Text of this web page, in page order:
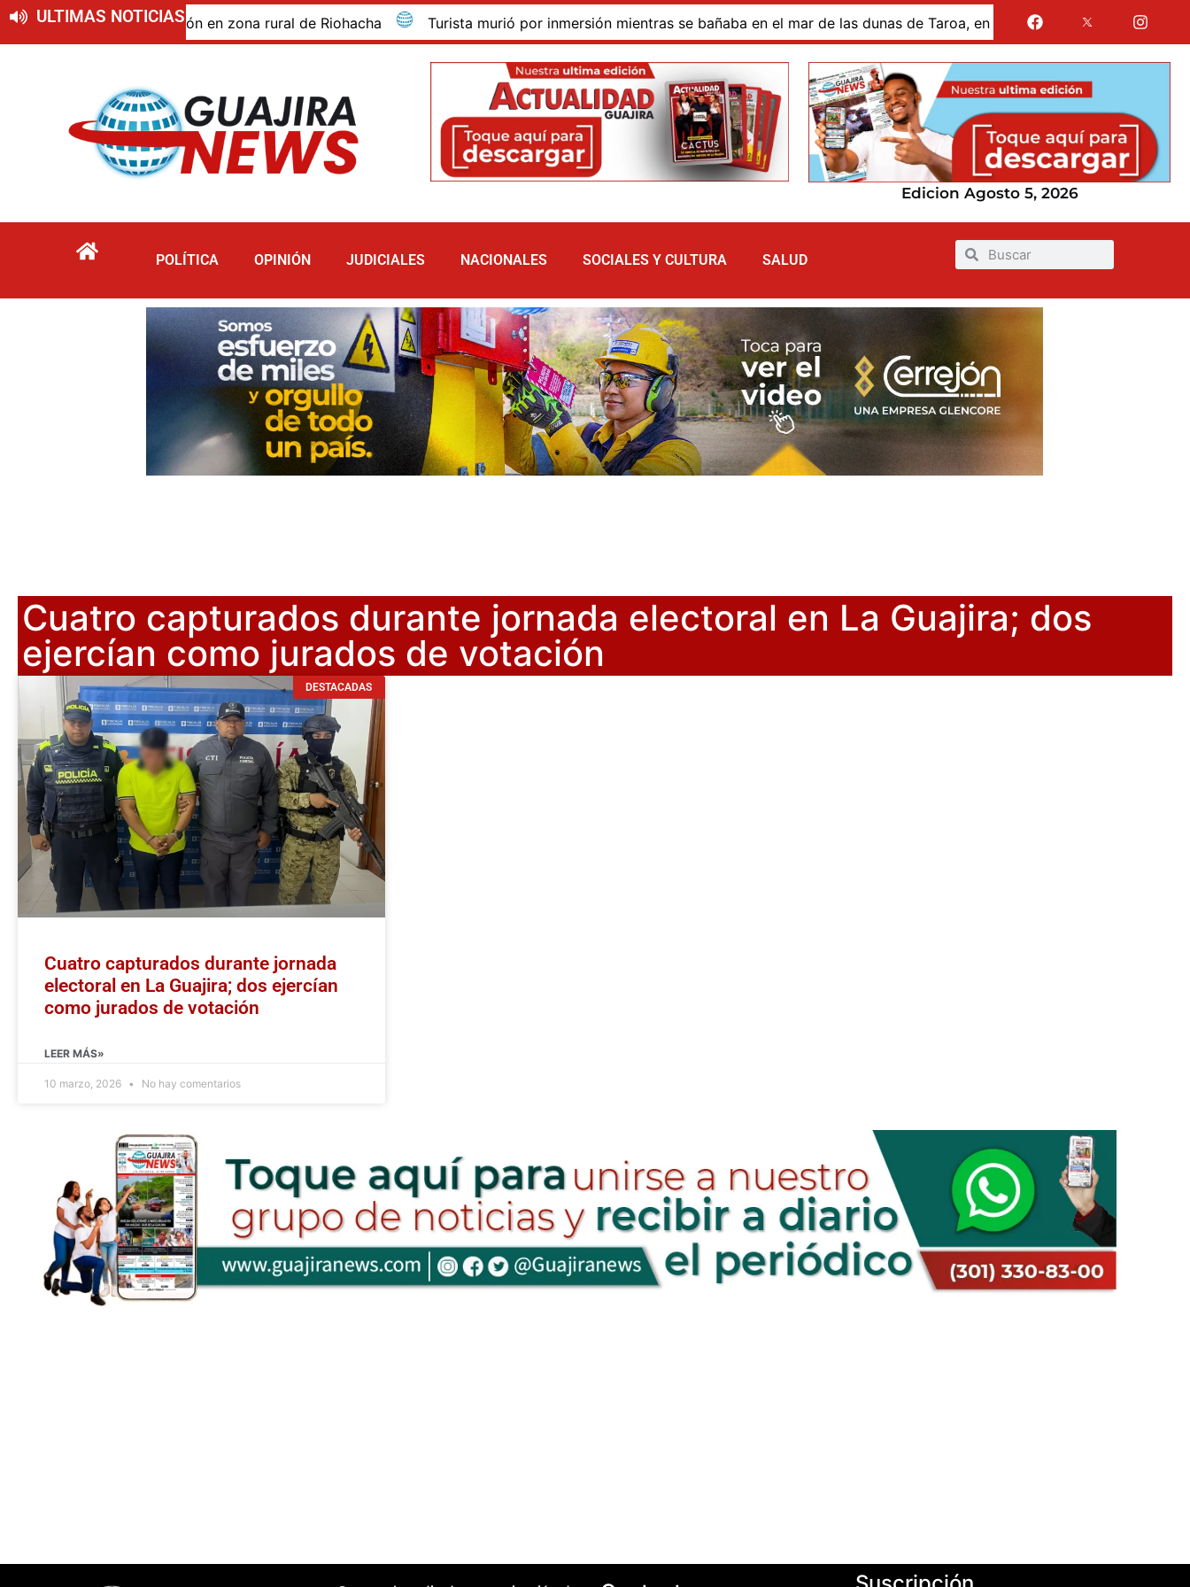
ULTIMAS NOTICIAS
de descomposición en zona rural de Riohacha Turista murió por inmersión mientras se bañaba en el mar de las dunas de Taroa, en la Alta Guajira Gases de La
Edicion Agosto 5, 2026
POLÍTICA OPINIÓN JUDICIALES NACIONALES SOCIALES Y CULTURA SALUD
Cuatro capturados durante jornada electoral en La Guajira; dos
ejercían como jurados de votación
DESTACADAS
Cuatro capturados durante jornada
electoral en La Guajira; dos ejercían
como jurados de votación
LEER MÁS»
10 marzo, 2026 No hay comentarios